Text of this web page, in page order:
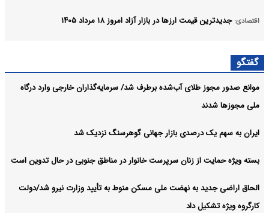
اقتصادی: جدیدترین قیمت ارزها در بازار آزاد امروز ۱۸ مرداد ۱۴۰۵
اقتصادی: فعال شدن سامانه‌های بارشی در ارتفاعات زاگرس مرکزی و جنوبی
آرشیو
گفتگو
موانع صدور مجوز طلای آب‌شده برطرف شد/ سرمایه‌گذاران خارجی وارد درگاه
ملی مجوزها شدند
ایران به سهم یک‌ درصدی بازار جهانی گوهرسنگ نزدیک شد
بسته ویژه حمایت از زنان سرپرست خانوار در مناطق جنوبی در حال تدوین است
الحاق اراضی جدید به نهضت ملی مسکن منوط به تأیید وزارت نیرو شد/دولت
کارگروه ویژه تشکیل داد